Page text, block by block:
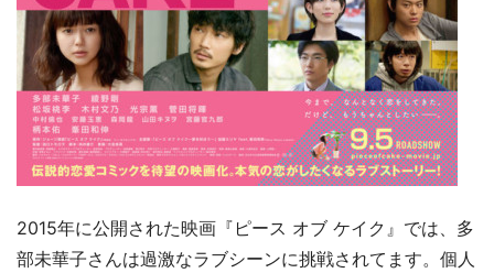
2015年に公開された映画『ピース オブ ケイク』では、多
部未華子さんは過激なラブシーンに挑戦されてます。個人